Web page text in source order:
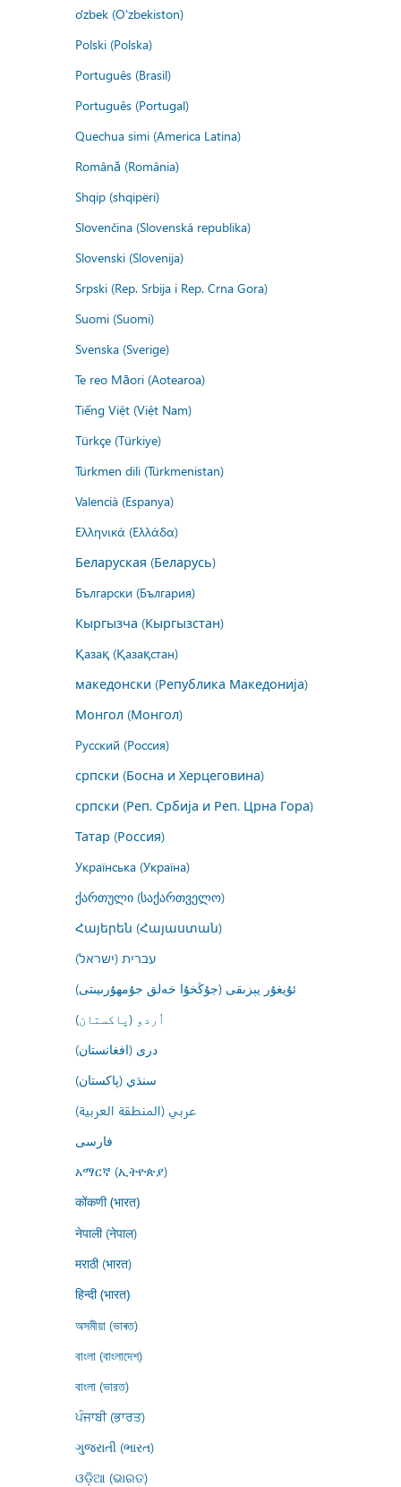
o'zbek (O'zbekiston)
Polski (Polska)
Português (Brasil)
Português (Portugal)
Quechua simi (America Latina)
Română (România)
Shqip (shqipëri)
Slovenčina (Slovenská republika)
Slovenski (Slovenija)
Srpski (Rep. Srbija i Rep. Crna Gora)
Suomi (Suomi)
Svenska (Sverige)
Te reo Māori (Aotearoa)
Tiếng Việt (Việt Nam)
Türkçe (Türkiye)
Türkmen dili (Türkmenistan)
Valencià (Espanya)
Ελληνικά (Ελλάδα)
Беларуская (Беларусь)
Български (България)
Кыргызча (Кыргызстан)
Қазақ (Қазақстан)
македонски (Република Македонија)
Монгол (Монгол)
Русский (Россия)
српски (Босна и Херцеговина)
српски (Реп. Србија и Реп. Црна Гора)
Татар (Россия)
Українська (Україна)
ქართული (საქართველო)
Հայերեն (Հայաստան)
עברית (ישראל)
ئۇيغۇر يېزىقى (جۇڭخۇا خەلق جۇمھۇرىيىتى)
اُردو (پاکستان)
درى (افغانستان)
سنڌي (پاکستان)
عربي (المنطقة العربية)
فارسى
አማርኛ (ኢትዮጵያ)
कोंकणी (भारत)
नेपाली (नेपाल)
मराठी (भारत)
हिन्दी (भारत)
অসমীয়া (ভাৰত)
বাংলা (বাংলাদেশ)
বাংলা (ভারত)
ਪੰਜਾਬੀ (ਭਾਰਤ)
ગુજરાતી (ભારત)
ଓଡ଼ିଆ (ଭାରତ)